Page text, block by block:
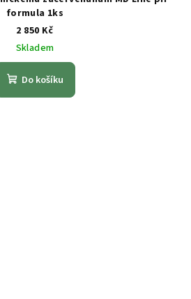
formula 1ks
2 850 Kč
Skladem
Do košíku